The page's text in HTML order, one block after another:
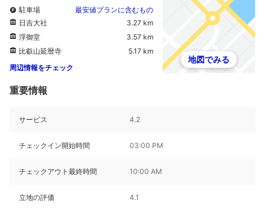
駐車場
最安値プランに含むもの
日吉大社
3.27 km
浮御堂
3.57 km
比叡山延暦寺
5.17 km
周辺情報をチェック
地図でみる
重要情報
サービス 4.2
チェックイン開始時間 03:00 PM
チェックアウト最終時間 10:00 AM
立地の評価 4.1